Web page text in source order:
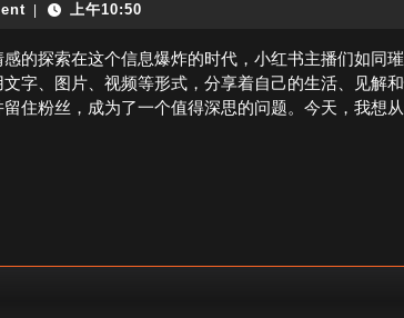
粉
秘
主
播
怎
上午10:50
的探索在这个信息爆炸的时代，小红书主播们如同
字、图片、视频等形式，分享着自己的生活、见解
住粉丝，成为了一个值得深思的问题。今天，我想